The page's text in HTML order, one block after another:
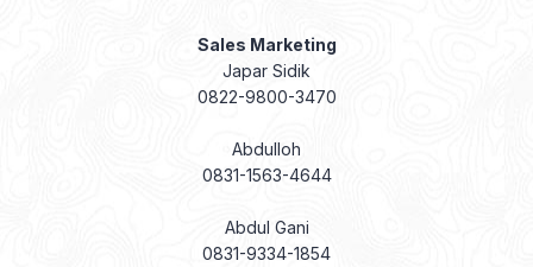
Sales Marketing
Japar Sidik
0822-9800-3470
Abdulloh
0831-1563-4644
Abdul Gani
0831-9334-1854